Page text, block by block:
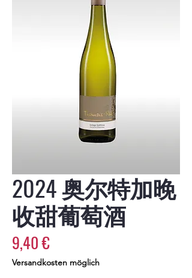
2024 奥尔特加晚
收甜葡萄酒
9,40 €價
格
Versandkosten möglich